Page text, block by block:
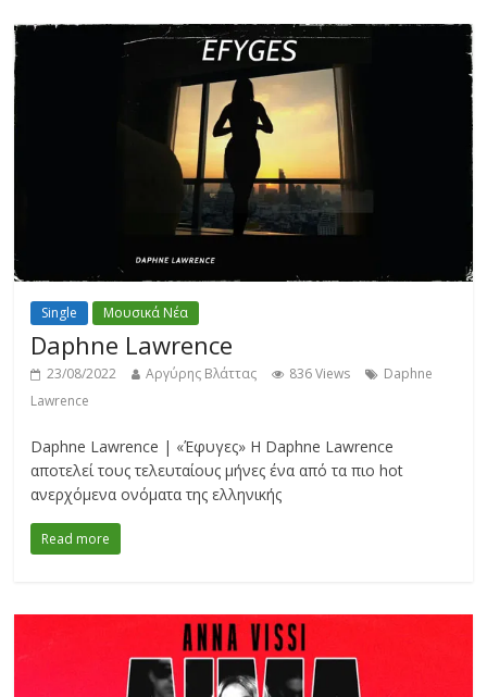
Single Μουσικά Νέα
Daphne Lawrence
23/08/2022 Αργύρης Βλάττας 836 Views
Daphne
Lawrence
Daphne Lawrence | «Έφυγες» Η Daphne Lawrence
αποτελεί τους τελευταίους μήνες ένα από τα πιο hot
ανερχόμενα ονόματα της ελληνικής
Read more